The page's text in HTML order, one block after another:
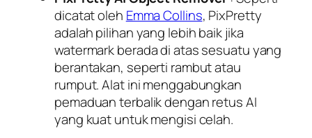
dicatat oleh Emma Collins, PixPretty
adalah pilihan yang lebih baik jika
watermark berada di atas sesuatu yang
berantakan, seperti rambut atau
rumput. Alat ini menggabungkan
pemaduan terbalik dengan retus AI
yang kuat untuk mengisi celah.